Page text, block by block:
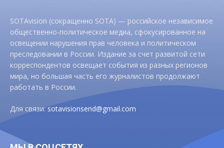
SOTAvision (сокращенно SOTA) — российское независимое
общественно-политическое медиа, сфокусированное на
освещении нарушения прав человека и политическом
преследовании в России. Издание за счет развитой сети
корреспондентов освещает события из разных регионов
мира, но большая часть его журналистов продолжают
работать в России.
Для связи:sotavisionsend@gmail.com